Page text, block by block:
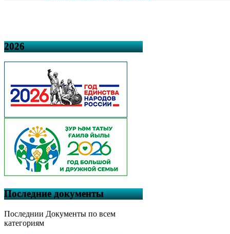
2026
Последние документы
Последнии Документы по всем
категориям